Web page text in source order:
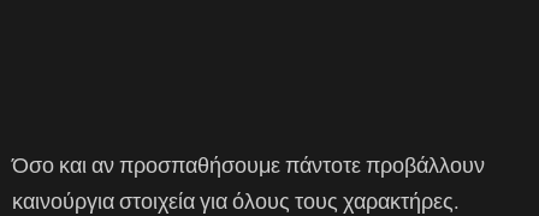
Όσο και αν προσπαθήσουμε πάντοτε προβάλλουν
καινούργια στοιχεία για όλους τους χαρακτήρες.